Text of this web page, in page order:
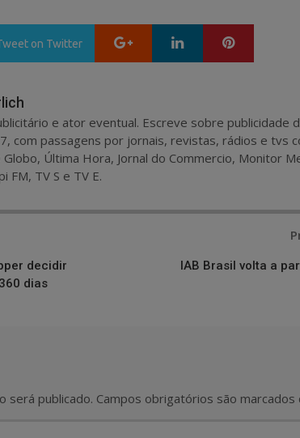
on Twitter Google+ LinkedIn
e ator eventual. Escreve sobre publicidade
com passagens por jornais, revistas, rádios e tvs
Última Hora, Jornal do Commercio, Monitor
FM, TV S e TV E.
decidir
dias
IAB Brasil volta a
será publicado. Campos obrigatórios são marcados